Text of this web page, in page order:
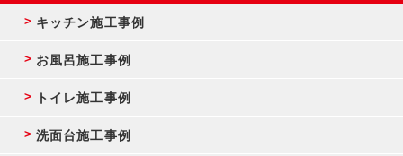
キッチン施工事例
お風呂施工事例
トイレ施工事例
洗面台施工事例